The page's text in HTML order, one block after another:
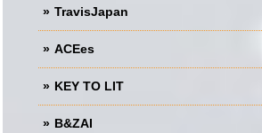
TravisJapan
ACEes
KEY TO LIT
B&ZAI